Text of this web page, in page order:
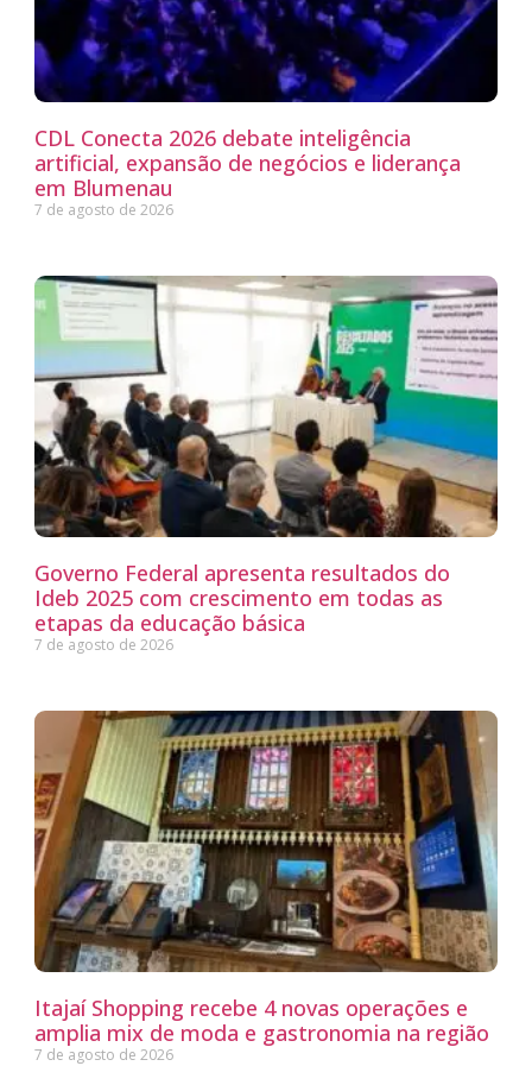
CDL Conecta 2026 debate inteligência
artificial, expansão de negócios e liderança
em Blumenau
7 de agosto de 2026
Governo Federal apresenta resultados do
Ideb 2025 com crescimento em todas as
etapas da educação básica
7 de agosto de 2026
Itajaí Shopping recebe 4 novas operações e
amplia mix de moda e gastronomia na região
7 de agosto de 2026